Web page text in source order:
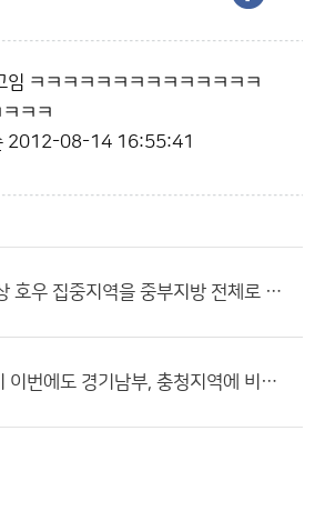
임 ㅋㅋㅋㅋㅋㅋㅋㅋㅋㅋㅋㅋㅋㅋ
ㅋㅋ
2012-08-14 16:55:41
결국 예상 호우 집중지역을 중부지방 전체로 확대시켰네요.
기상청이 이번에도 경기남부, 충청지역에 비가 집중된다라고 예보했는데